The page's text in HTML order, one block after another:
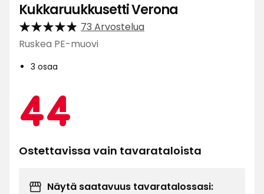
Kukkaruukkusetti Verona
73 Arvostelua
Ruskea PE-muovi
3 osaa
44
€
Ostettavissa vain tavarataloista
Näytä saatavuus tavaratalossasi: